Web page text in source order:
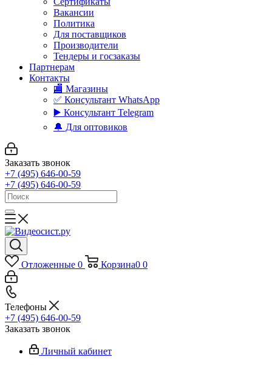
Вакансии
Политика
Для поставщиков
Производители
Тендеры и госзаказы
Партнерам
Контакты
🏬 Магазины
✅️ Консультант WhatsApp
▶️ Консультант Telegram
🔔 Для оптовиков
Заказать звонок
+7 (495) 646-00-59
+7 (495) 646-00-59
Отложенные 0 Корзина0 0
Телефоны
+7 (495) 646-00-59
Заказать звонок
Личный кабинет